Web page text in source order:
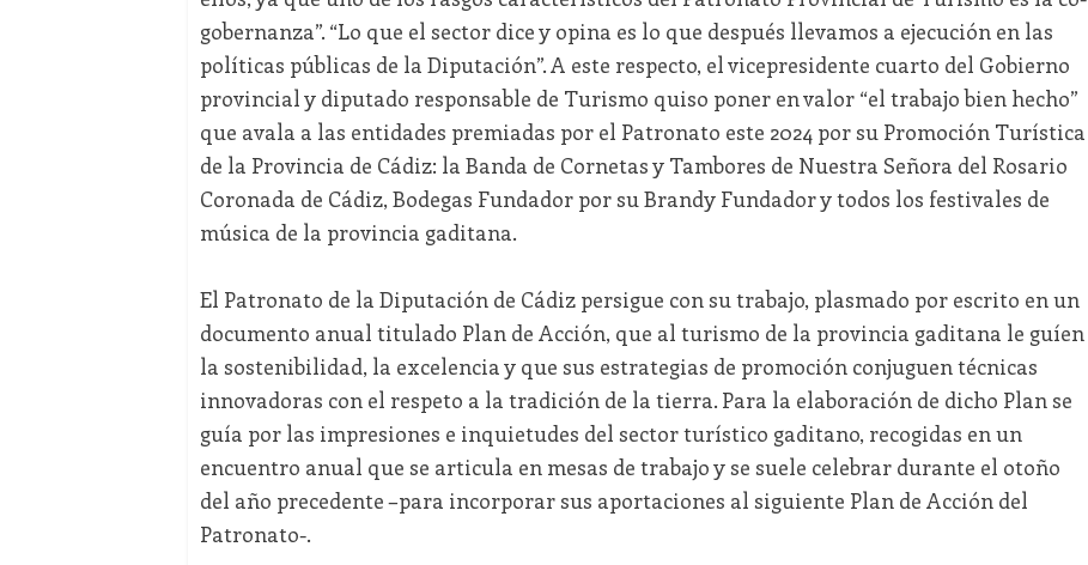
gobernanza”. “Lo que el sector dice y opina es lo que después llevamos a ejecución en las
políticas públicas de la Diputación”. A este respecto, el vicepresidente cuarto del Gobierno
provincial y diputado responsable de Turismo quiso poner en valor “el trabajo bien hecho”
que avala a las entidades premiadas por el Patronato este 2024 por su Promoción Turística
de la Provincia de Cádiz: la Banda de Cornetas y Tambores de Nuestra Señora del Rosario
Coronada de Cádiz, Bodegas Fundador por su Brandy Fundador y todos los festivales de
música de la provincia gaditana.
El Patronato de la Diputación de Cádiz persigue con su trabajo, plasmado por escrito en un
documento anual titulado Plan de Acción, que al turismo de la provincia gaditana le guíen
la sostenibilidad, la excelencia y que sus estrategias de promoción conjuguen técnicas
innovadoras con el respeto a la tradición de la tierra. Para la elaboración de dicho Plan se
guía por las impresiones e inquietudes del sector turístico gaditano, recogidas en un
encuentro anual que se articula en mesas de trabajo y se suele celebrar durante el otoño
del año precedente –para incorporar sus aportaciones al siguiente Plan de Acción del
Patronato-.